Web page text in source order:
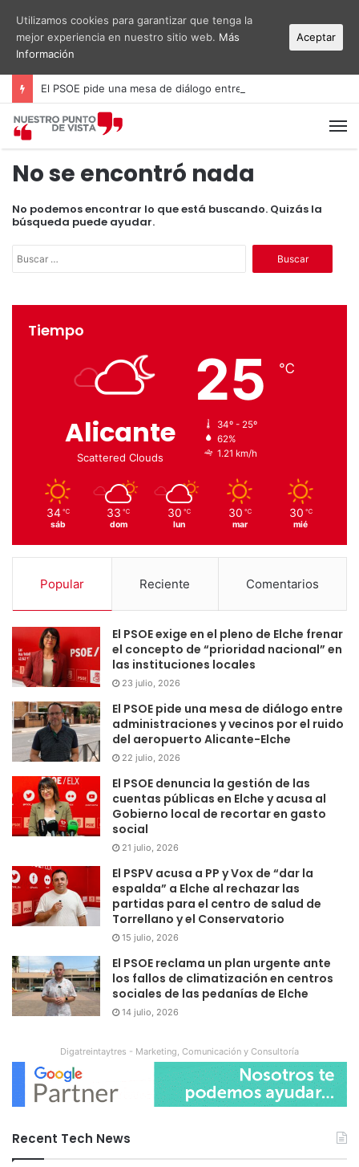
No se encontró nada
No podemos encontrar lo que está buscando. Quizás la
búsqueda puede ayudar.
c
Tiempo
Alicante
Scattered Clouds
25 ℃
34º - 25º
62%
1.21 km/h
34 ℃
sáb
33 ℃
dom
30 ℃
lun
30 ℃
mar
30 ℃
mié
Popular Reciente Comentarios
El PSOE exige en el pleno de Elche frenar
el concepto de “prioridad nacional” en
las instituciones locales
23 julio, 2026
El PSOE pide una mesa de diálogo entre
administraciones y vecinos por el ruido
del aeropuerto Alicante-Elche
22 julio, 2026
El PSOE denuncia la gestión de las
cuentas públicas en Elche y acusa al
Gobierno local de recortar en gasto
social
21 julio, 2026
El PSPV acusa a PP y Vox de “dar la
espalda” a Elche al rechazar las
partidas para el centro de salud de
Torrellano y el Conservatorio
15 julio, 2026
El PSOE reclama un plan urgente ante
los fallos de climatización en centros
sociales de las pedanías de Elche
14 julio, 2026
Digatreintaytres - Marketing, Comunicación y Consultoría
Recent Tech News
Utilizamos cookies para garantizar que tenga la
mejor experiencia en nuestro sitio web. Más
Información
Aceptar